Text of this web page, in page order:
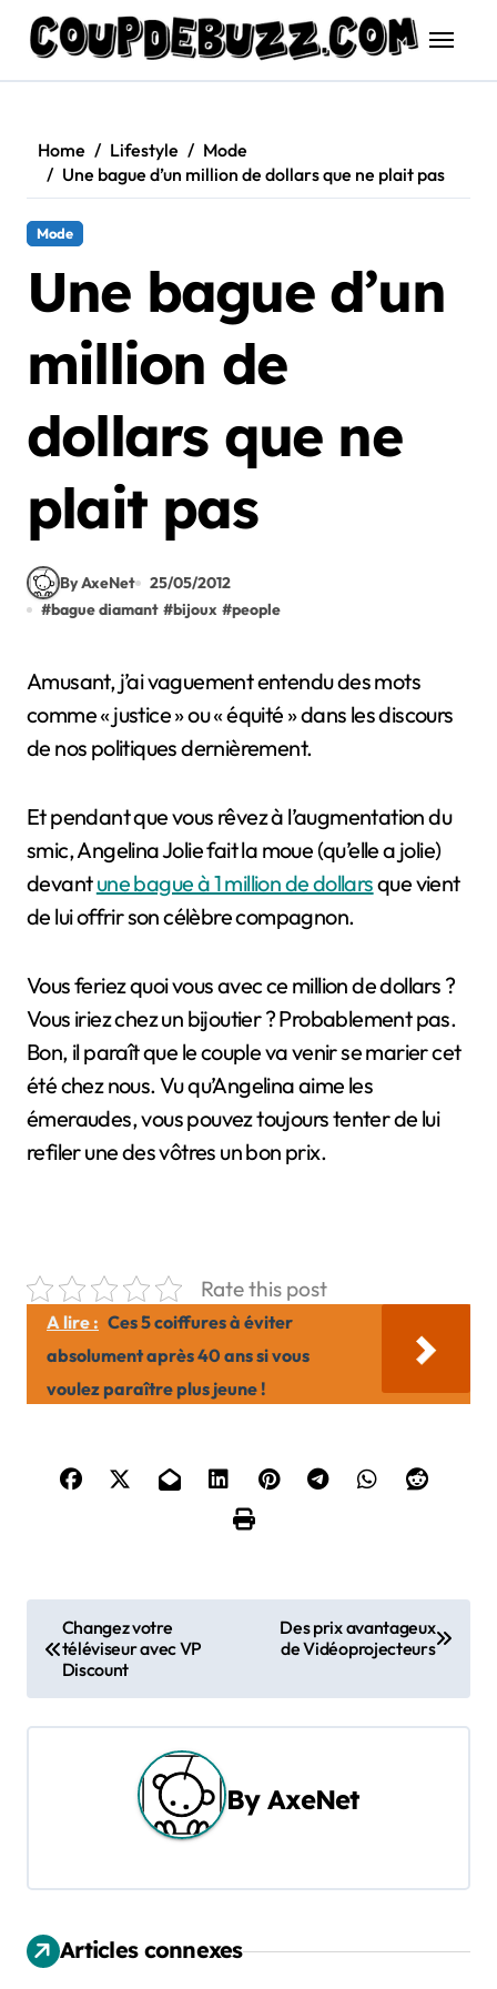
content
Home Lifestyle
Mode
Une bague d’un million de dollars que ne plait pas
Mode
Une bague d’un
million de
dollars que ne
plait pas
By AxeNet
25/05/2012
#bague diamant #bijoux #people
Amusant, j’ai vaguement entendu des mots
comme « justice » ou « équité » dans les discours
de nos politiques dernièrement.
Et pendant que vous rêvez à l’augmentation du
smic, Angelina Jolie fait la moue (qu’elle a jolie)
devantune bague à 1 million de dollarsque vient
de lui offrir son célèbre compagnon.
Vous feriez quoi vous avec ce million de dollars ?
Vous iriez chez un bijoutier ? Probablement pas.
Bon, il paraît que le couple va venir se marier cet
été chez nous. Vu qu’Angelina aime les
émeraudes, vous pouvez toujours tenter de lui
refiler une des vôtres un bon prix.
Rate this post
A lire : Ces 5 coiffures à éviter
absolument après 40 ans si vous
voulez paraître plus jeune !
a
v
t
i
Changez votre
téléviseur avec VP
Discount
Des prix avantageux
de Vidéoprojecteurs
ByAxeNet
Articles connexes